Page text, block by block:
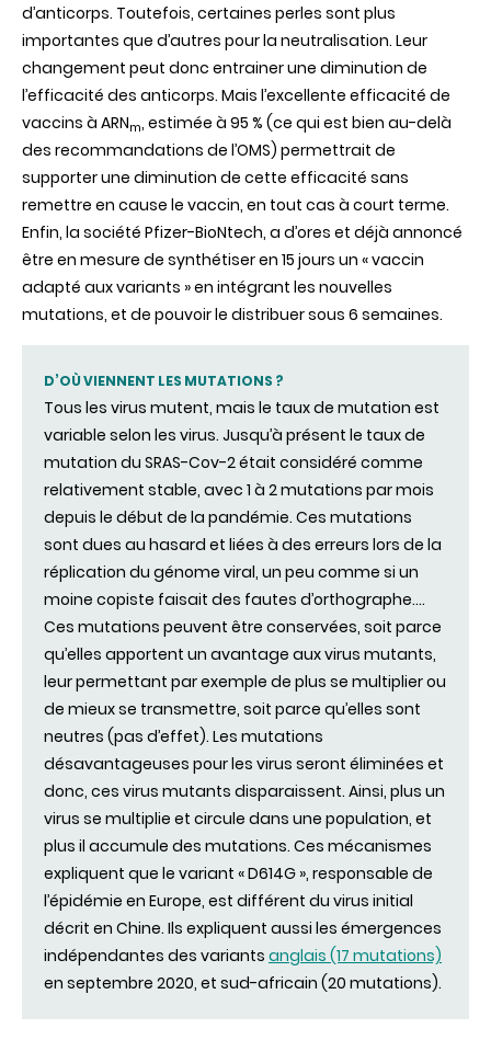
d’anticorps. Toutefois, certaines perles sont plus
importantes que d’autres pour la neutralisation. Leur
changement peut donc entrainer une diminution de
l’efficacité des anticorps. Mais l’excellente efficacité de
vaccins à ARNm, estimée à 95 % (ce qui est bien au-delà
des recommandations de l’OMS) permettrait de
supporter une diminution de cette efficacité sans
remettre en cause le vaccin, en tout cas à court terme.
Enfin, la société Pfizer-BioNtech, a d’ores et déjà annoncé
être en mesure de synthétiser en 15 jours un « vaccin
adapté aux variants » en intégrant les nouvelles
mutations, et de pouvoir le distribuer sous 6 semaines.
D’OÙ VIENNENT LES MUTATIONS ?
Tous les virus mutent, mais le taux de mutation est
variable selon les virus. Jusqu’à présent le taux de
mutation du SRAS-Cov-2 était considéré comme
relativement stable, avec 1 à 2 mutations par mois
depuis le début de la pandémie. Ces mutations
sont dues au hasard et liées à des erreurs lors de la
réplication du génome viral, un peu comme si un
moine copiste faisait des fautes d’orthographe….
Ces mutations peuvent être conservées, soit parce
qu’elles apportent un avantage aux virus mutants,
leur permettant par exemple de plus se multiplier ou
de mieux se transmettre, soit parce qu’elles sont
neutres (pas d’effet). Les mutations
désavantageuses pour les virus seront éliminées et
donc, ces virus mutants disparaissent. Ainsi, plus un
virus se multiplie et circule dans une population, et
plus il accumule des mutations. Ces mécanismes
expliquent que le variant « D614G », responsable de
l’épidémie en Europe, est différent du virus initial
décrit en Chine. Ils expliquent aussi les émergences
indépendantes des variants anglais (17 mutations)
en septembre 2020, et sud-africain (20 mutations).